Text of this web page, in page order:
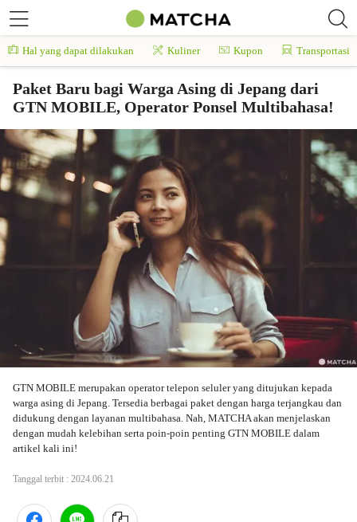
Hal yang dapat dilakukan Kuliner Kupon Transportasi
Paket Baru bagi Warga Asing di Jepang dari
GTN MOBILE, Operator Ponsel Multibahasa!
GTN MOBILE merupakan operator telepon seluler yang ditujukan kepada
warga asing di Jepang. Tersedia berbagai paket dengan harga terjangkau dan
didukung dengan layanan multibahasa. Nah, MATCHA akan menjelaskan
dengan mudah kelebihan serta poin-poin penting GTN MOBILE dalam
Tanggal terbit : 2024.06.21